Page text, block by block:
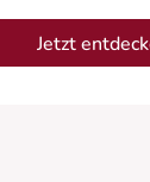
Jetzt